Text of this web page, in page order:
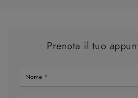
Prenota il tuo